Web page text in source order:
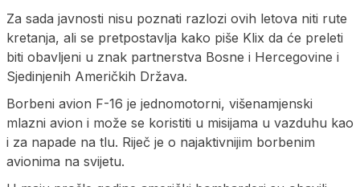
Za sada javnosti nisu poznati razlozi ovih letova niti rute
kretanja, ali se pretpostavlja kako piše Klix da će preleti
biti obavljeni u znak partnerstva Bosne i Hercegovine i
Sjedinjenih Američkih Država.
Borbeni avion F-16 je jednomotorni, višenamjenski
mlazni avion i može se koristiti u misijama u vazduhu kao
i za napade na tlu. Riječ je o najaktivnijim borbenim
avionima na svijetu.